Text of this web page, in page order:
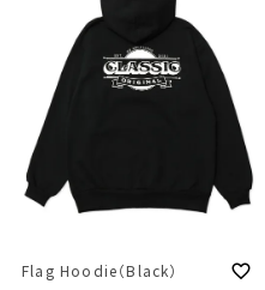
Flag Hoodie（Black）